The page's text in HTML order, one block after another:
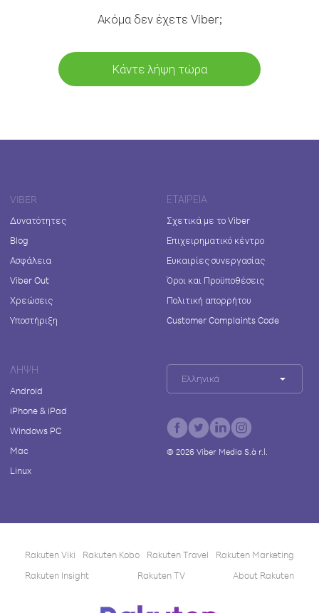
Ακόμα δεν έχετε Viber;
Κάντε λήψη τώρα
VIBER
Δυνατότητες
Blog
Ασφάλεια
Viber Out
Χρεώσεις
Υποστήριξη
ΕΤΑΙΡΕΊΑ
Σχετικά με το Viber
Επιχειρηματικό κέντρο
Ευκαιρίες συνεργασίας
Όροι και Προϋποθέσεις
Πολιτική απορρήτου
Customer Complaints Code
ΛΉΨΗ
Android
iPhone & iPad
Windows PC
Mac
Linux
Ελληνικά
© 2026Viber Media S.à r.l.
Rakuten Viki Rakuten Kobo Rakuten Travel
Rakuten Marketing
Rakuten Insight
Rakuten TV About Rakuten